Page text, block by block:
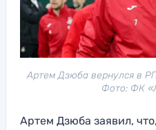
Артем Дзюба вернулся в
Фото: ФК
Артем Дзюба заявил,